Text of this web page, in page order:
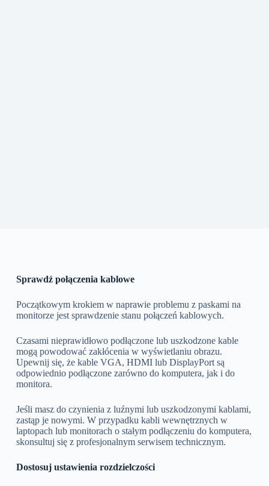
Sprawdź połączenia kablowe
Początkowym krokiem w naprawie problemu z paskami na
monitorze jest sprawdzenie stanu połączeń kablowych.
Czasami nieprawidłowo podłączone lub uszkodzone kable
mogą powodować zakłócenia w wyświetlaniu obrazu.
Upewnij się, że kable VGA, HDMI lub DisplayPort są
odpowiednio podłączone zarówno do komputera, jak i do
monitora.
Jeśli masz do czynienia z luźnymi lub uszkodzonymi kablami,
zastąp je nowymi. W przypadku kabli wewnętrznych w
laptopach lub monitorach o stałym podłączeniu do komputera,
skonsultuj się z profesjonalnym serwisem technicznym.
Dostosuj ustawienia rozdzielczości